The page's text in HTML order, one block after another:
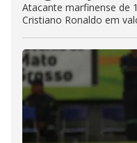
Atacante marfinense de
Cristiano Ronaldo em